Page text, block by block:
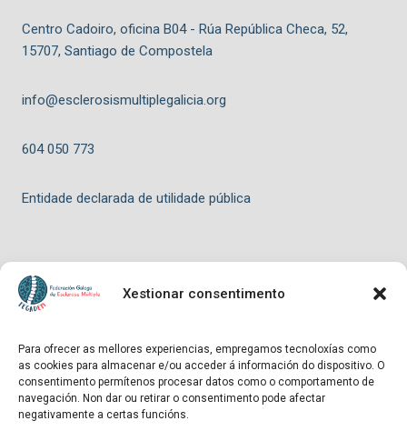
Xestionar consentimento
Para ofrecer as mellores experiencias, empregamos tecnoloxías como
as cookies para almacenar e/ou acceder á información do dispositivo. O
consentimento permítenos procesar datos como o comportamento de
navegación. Non dar ou retirar o consentimento pode afectar
negativamente a certas funcións.
Centro Cadoiro, oficina B04 - Rúa República Checa, 52,
15707, Santiago de Compostela
info@esclerosismultiplegalicia.org
604 050 773
Entidade declarada de utilidade pública
Hosting patrocinado por